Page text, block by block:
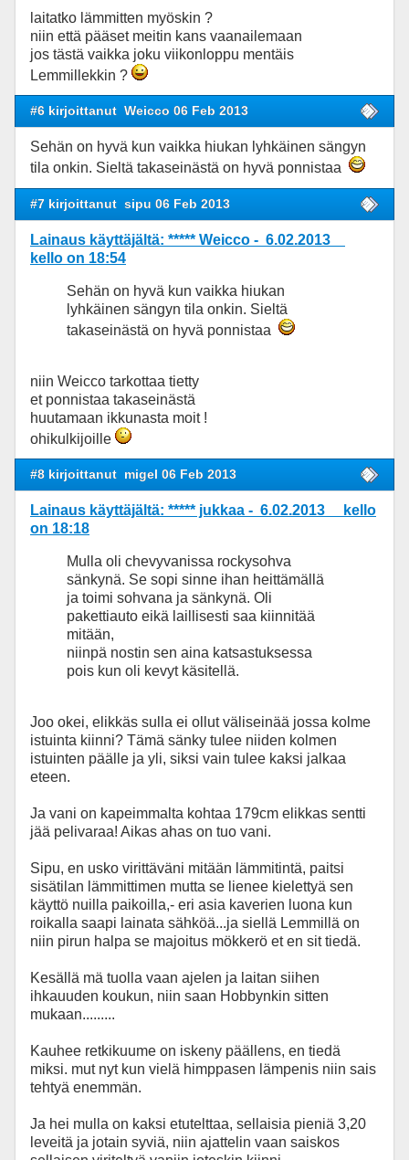
laitatko lämmitten myöskin ?
niin että pääset meitin kans vaanailemaan
jos tästä vaikka joku viikonloppu mentäis
Lemmillekkin ?
#6 kirjoittanut Weicco 06 Feb 2013
Sehän on hyvä kun vaikka hiukan lyhkäinen sängyn
tila onkin. Sieltä takaseinästä on hyvä ponnistaa
#7 kirjoittanut sipu 06 Feb 2013
Lainaus käyttäjältä: ***** Weicco - 6.02.2013
kello on 18:54
Sehän on hyvä kun vaikka hiukan
lyhkäinen sängyn tila onkin. Sieltä
takaseinästä on hyvä ponnistaa
niin Weicco tarkottaa tietty
et ponnistaa takaseinästä
huutamaan ikkunasta moit !
ohikulkijoille
#8 kirjoittanut migel 06 Feb 2013
Lainaus käyttäjältä: ***** jukkaa - 6.02.2013 kello
on 18:18
Mulla oli chevyvanissa rockysohva
sänkynä. Se sopi sinne ihan heittämällä
ja toimi sohvana ja sänkynä. Oli
pakettiauto eikä laillisesti saa kiinnitää
mitään,
niinpä nostin sen aina katsastuksessa
pois kun oli kevyt käsitellä.
Joo okei, elikkäs sulla ei ollut väliseinää jossa kolme
istuinta kiinni? Tämä sänky tulee niiden kolmen
istuinten päälle ja yli, siksi vain tulee kaksi jalkaa
eteen.
Ja vani on kapeimmalta kohtaa 179cm elikkas sentti
jää pelivaraa! Aikas ahas on tuo vani.
Sipu, en usko virittäväni mitään lämmitintä, paitsi
sisätilan lämmittimen mutta se lienee kielettyä sen
käyttö nuilla paikoilla,- eri asia kaverien luona kun
roikalla saapi lainata sähköä...ja siellä Lemmillä on
niin pirun halpa se majoitus mökkerö et en sit tiedä.
Kesällä mä tuolla vaan ajelen ja laitan siihen
ihkauuden koukun, niin saan Hobbynkin sitten
mukaan.........
Kauhee retkikuume on iskeny päällens, en tiedä
miksi. mut nyt kun vielä himppasen lämpenis niin sais
tehtyä enemmän.
Ja hei mulla on kaksi etutelttaa, sellaisia pieniä 3,20
leveitä ja jotain syviä, niin ajattelin vaan saiskos